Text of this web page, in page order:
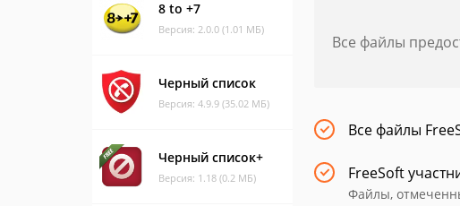
8 to +7
Версия: 2.0.0 (1.01 МБ)
Черный список
Версия: 4.9.9 (35.02 МБ)
Черный список+
Версия: 1.18 (0.2 МБ)
Все файлы
Все файлы
FreeSoft
Файлы,